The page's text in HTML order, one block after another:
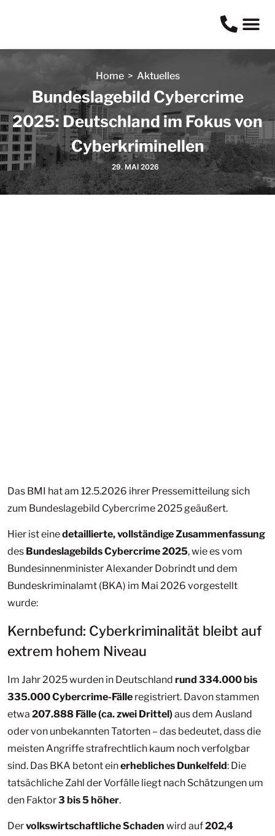
Home> Aktuelles
Bundeslagebild Cybercrime
2025: Deutschland im Fokus von
Cyberkriminellen
29. MAI 2026
Das BMI hat am 12.5.2026 ihrer Pressemitteilung sich
zum Bundeslagebild Cybercrime 2025 geäußert.
Hier ist einedetaillierte, vollständige Zusammenfassung
des Bundeslagebilds Cybercrime 2025, wie es vom
Bundesinnenminister Alexander Dobrindt und dem
Bundeskriminalamt (BKA) im Mai 2026 vorgestellt
wurde:
Kernbefund: Cyberkriminalität bleibt auf
extrem hohem Niveau
Im Jahr 2025 wurden in Deutschland rund 334.000 bis
335.000 Cybercrime-Fälle registriert. Davon stammen
etwa 207.888 Fälle (ca. zwei Drittel)aus dem Ausland
oder von unbekannten Tatorten – das bedeutet, dass die
meisten Angriffe strafrechtlich kaum noch verfolgbar
sind. Das BKA betont einerhebliches Dunkelfeld: Die
tatsächliche Zahl der Vorfälle liegt nach Schätzungen um
den Faktor3 bis 5 höher.
Dervolkswirtschaftliche Schaden wird auf202,4